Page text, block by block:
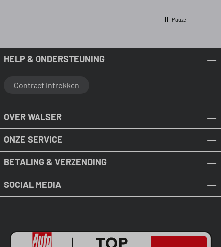
Pauze
HELP & ONDERSTEUNING
Contract intrekken
OVER WALSER
ONZE SERVICE
BETALING & VERZENDING
SOCIAL MEDIA